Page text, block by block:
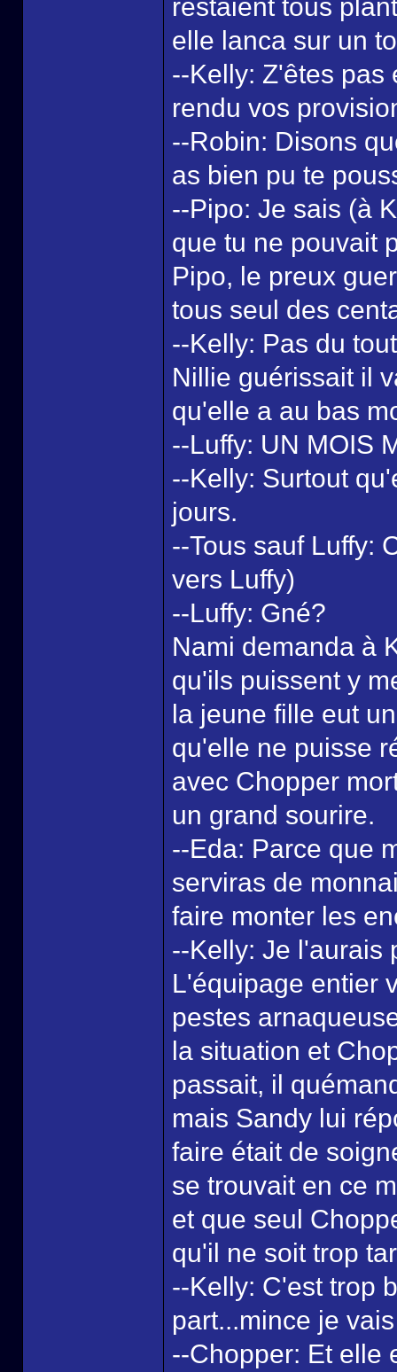
restaient tous
elle lanca sur un
--Kelly: Z'êtes pas
rendu vos
--Robin: Disons
as bien pu te
--Pipo: Je sais (à
que tu ne pouvait
Pipo, le preux
tous seul des
--Kelly: Pas du
Nillie guérissait il
qu'elle a au bas
--Luffy: UN MOIS
--Kelly: Surtout
jours.
--Tous sauf Luffy:
vers Luffy)
--Luffy: Gné?
Nami demanda à
qu'ils puissent y
la jeune fille eut
qu'elle ne puisse
avec Chopper
un grand sourire.
--Eda: Parce que
serviras de
faire monter les
--Kelly: Je l'aurais
L'équipage entier
pestes
la situation et
passait, il
mais Sandy lui
faire était de
se trouvait en ce
et que seul
qu'il ne soit trop
--Kelly: C'est trop
part...mince je
--Chopper: Et elle